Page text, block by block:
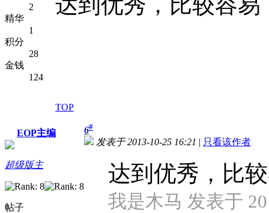
2
精华
1
积分
28
金钱
124
TOP
EOP主编
超级版主
帖子
6#
发表于 2013-10-25 16:21 | 只看该作者
达到优秀，比
我是木马 发表于